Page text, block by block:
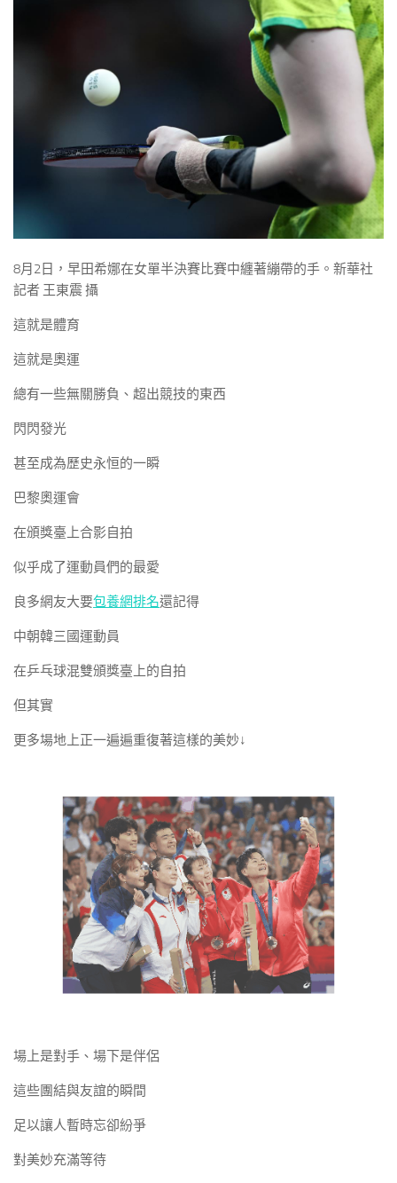
8月2日，早田希娜在女單半決賽比賽中纏著繃帶的手。新華社
記者 王東震 攝
這就是體育
這就是奧運
總有一些無關勝負、超出競技的東西
閃閃發光
甚至成為歷史永恒的一瞬
巴黎奧運會
在頒獎臺上合影自拍
似乎成了運動員們的最愛
良多網友大要包養網排名還記得
中朝韓三國運動員
在乒乓球混雙頒獎臺上的自拍
但其實
更多場地上正一遍遍重復著這樣的美妙↓
場上是對手、場下是伴侶
這些團結與友誼的瞬間
足以讓人暫時忘卻紛爭
對美妙充滿等待